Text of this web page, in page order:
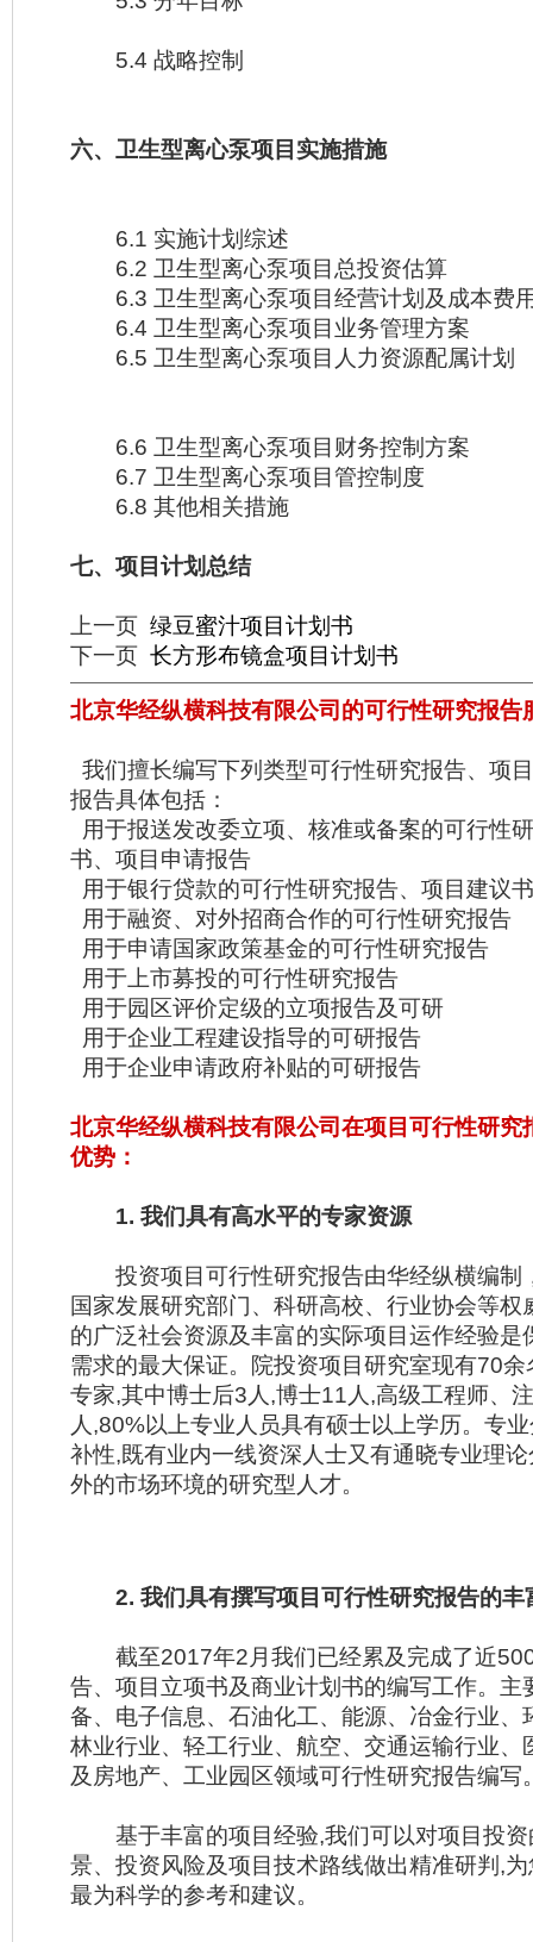
5.4 战略控制
六、卫生型离心泵项目实施措施
6.1 实施计划综述
6.2 卫生型离心泵项目总投资估算
6.3 卫生型离心泵项目经营计划及成本费
6.4 卫生型离心泵项目业务管理方案
6.5 卫生型离心泵项目人力资源配属计划
6.6 卫生型离心泵项目财务控制方案
6.7 卫生型离心泵项目管控制度
6.8 其他相关措施
七、项目计划总结
上一页绿豆蜜汁项目计划书
下一页长方形布镜盒项目计划书
北京华经纵横科技有限公司的可行性研究报告
我们擅长编写下列类型可行性研究报告、项
报告具体包括：
用于报送发改委立项、核准或备案的可行性
书、项目申请报告
用于银行贷款的可行性研究报告、项目建议
用于融资、对外招商合作的可行性研究报告
用于申请国家政策基金的可行性研究报告
用于上市募投的可行性研究报告
用于园区评价定级的立项报告及可研
用于企业工程建设指导的可研报告
用于企业申请政府补贴的可研报告
北京华经纵横科技有限公司在项目可行性研究
优势：
1. 我们具有高水平的专家资源
投资项目可行性研究报告由华经纵横编制
国家发展研究部门、科研高校、行业协会等权
的广泛社会资源及丰富的实际项目运作经验是
需求的最大保证。院投资项目研究室现有70
专家,其中博士后3人,博士11人,高级工程师、
人,80%以上专业人员具有硕士以上学历。专
补性,既有业内一线资深人士又有通晓专业理
外的市场环境的研究型人才。
2. 我们具有撰写项目可行性研究报告的丰
截至2017年2月我们已经累及完成了近
告、项目立项书及商业计划书的编写工作。主
备、电子信息、石油化工、能源、冶金行业、
林业行业、轻工行业、航空、交通运输行业、
及房地产、工业园区领域可行性研究报告编写
基于丰富的项目经验,我们可以对项目投资
景、投资风险及项目技术路线做出精准研判,
最为科学的参考和建议。